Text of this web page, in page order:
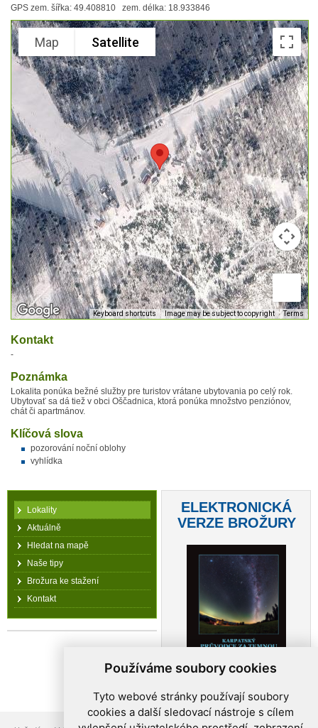
Používáme soubory cookies
Tyto webové stránky používají soubory
cookies a další sledovací nástroje s cílem
GPS zem. šířka: 49.408810 zem. délka: 18.933846
Map Satellite
Keyboard shortcuts Image may be subject to copyright Terms
Kontakt
-
Poznámka
Lokalita ponúka bežné služby pre turistov vrátane ubytovania po celý rok.
Ubytovať sa dá tiež v obci Oščadnica, ktorá ponúka množstvo penziónov,
chát či apartmánov.
Klíčová slova
pozorování noční oblohy
vyhlídka
ELEKTRONICKÁ
VERZE BROŽURY
Lokality
Aktuálně
Hledat na mapě
Naše tipy
Brožura ke stažení
Kontakt